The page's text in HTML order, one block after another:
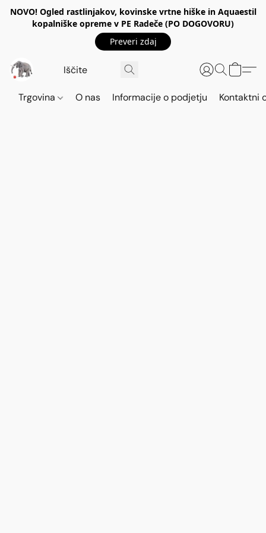
NOVO! Ogled rastlinjakov, kovinske vrtne hiške in Aquaestil
kopalniške opreme v PE Radeče (PO DOGOVORU)
Preveri zdaj
Trgovina O nas Informacije o podjetju Kontaktni